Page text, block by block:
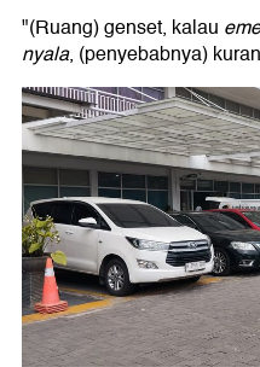
"(Ruang) genset, kalau
nyala, (penyebabnya)